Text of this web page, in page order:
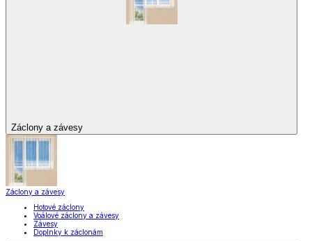
Záclony a závesy
Záclony a závesy
Hotové záclony
Voálové záclony a závesy
Závesy
Doplnky k záclonám